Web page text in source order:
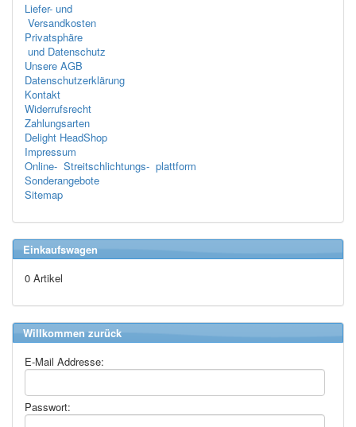
Liefer- und
Versandkosten
Privatsphäre
und Datenschutz
Unsere AGB
Datenschutzerklärung
Kontakt
Widerrufsrecht
Zahlungsarten
Delight HeadShop
Impressum
Online- Streitschlichtungs- plattform
Sonderangebote
Sitemap
Einkaufswagen
0 Artikel
Willkommen zurück
E-Mail Addresse:
Passwort: